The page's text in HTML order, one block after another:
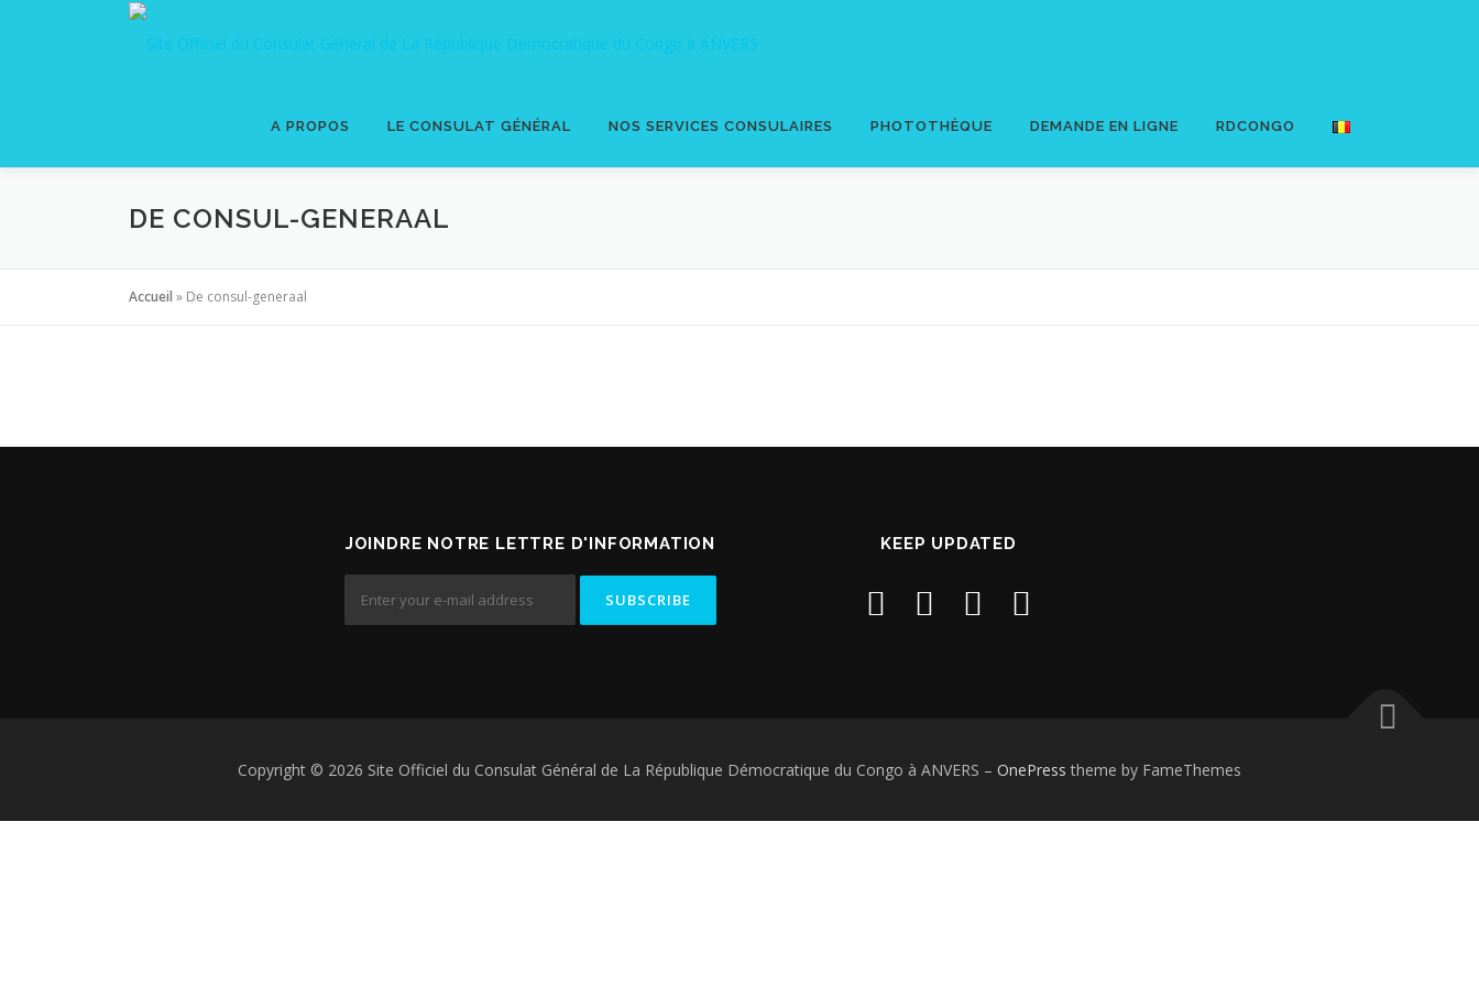
A PROPOS LE CONSULAT GÉNÉRAL NOS SERVICES CONSULAIRES PHOTOTHÈQUE DEMANDE EN LIGNE RDCONGO
DE CONSUL-GENERAAL
Accueil » De consul-generaal
JOINDRE NOTRE LETTRE D'INFORMATION KEEP UPDATED
Copyright © 2026 Site Officiel du Consulat Général de La République Démocratique du Congo à ANVERS – OnePress theme by FameThemes